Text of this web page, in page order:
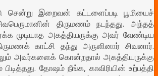
சென்று இறைவன் கட்டளைப்படி பூமியைச்
திருமணம் நடந்தது. அந்தத்
முடியாத அகத்தியருக்கு அவர் வேண்டிய
காட்சி தந்து அருளினார் சிவனார்.
அவர்களைக் கொன்றதால் அகத்தியருக்கு
தோஷம் நீங்க, காவிரியின் உற்பத்தி